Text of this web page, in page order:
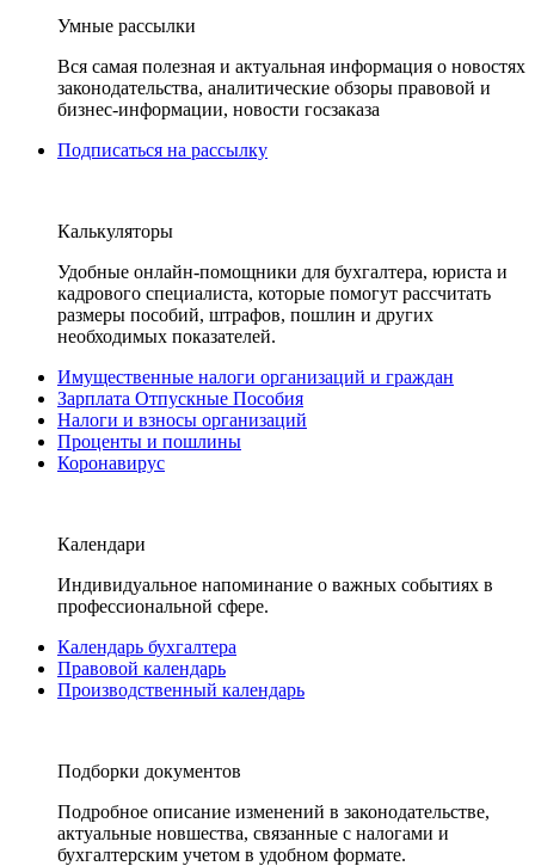
Умные рассылки
Вся самая полезная и актуальная информация о новостях
законодательства, аналитические обзоры правовой и
бизнес-информации, новости госзаказа
Подписаться на рассылку
Калькуляторы
Удобные онлайн-помощники для бухгалтера, юриста и
кадрового специалиста, которые помогут рассчитать
размеры пособий, штрафов, пошлин и других
необходимых показателей.
Имущественные налоги организаций и граждан
Зарплата Отпускные Пособия
Налоги и взносы организаций
Проценты и пошлины
Коронавирус
Календари
Индивидуальное напоминание о важных событиях в
профессиональной сфере.
Календарь бухгалтера
Правовой календарь
Производственный календарь
Подборки документов
Подробное описание изменений в законодательстве,
актуальные новшества, связанные с налогами и
бухгалтерским учетом в удобном формате.